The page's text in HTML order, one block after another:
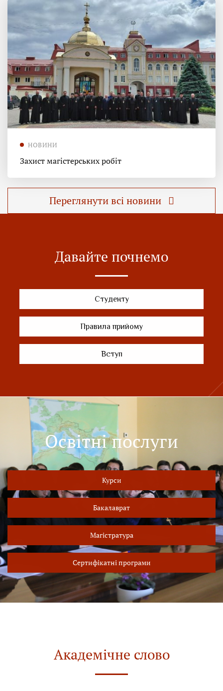
НОВИНИ
Захист магістерських робіт
Переглянути всі новини
Давайте почнемо
Студенту
Правила прийому
Вступ
Освітні послуги
Курси
Бакалаврат
Магістратура
Сертифікатні програми
Академічне слово